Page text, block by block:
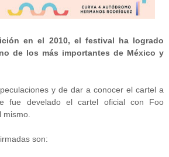
en el 2010, el festival ha logrado
de los más importantes de México y
y de dar a conocer el cartel a
fue develado el cartel oficial con Foo
son: